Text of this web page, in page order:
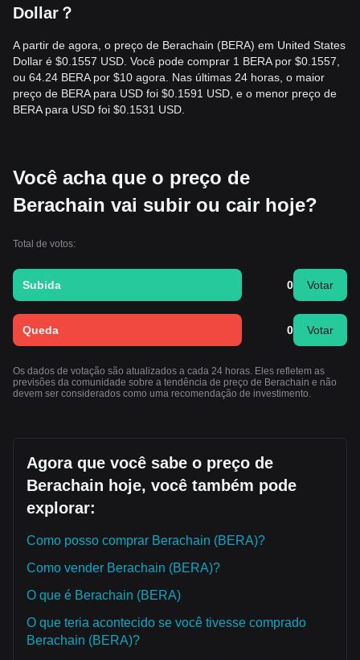
Dollar？
A partir de agora, o preço de Berachain (BERA) em United States
Dollar é $0.1557 USD. Você pode comprar 1 BERA por $0.1557,
ou 64.24 BERA por $10 agora. Nas últimas 24 horas, o maior
preço de BERA para USD foi $0.1591 USD, e o menor preço de
BERA para USD foi $0.1531 USD.
Você acha que o preço de
Berachain vai subir ou cair hoje?
Total de votos:
Subida 0 Votar
Queda 0 Votar
Os dados de votação são atualizados a cada 24 horas. Eles refletem as
previsões da comunidade sobre a tendência de preço de Berachain e não
devem ser considerados como uma recomendação de investimento.
Agora que você sabe o preço de
Berachain hoje, você também pode
explorar:
Como posso comprar Berachain (BERA)?
Como vender Berachain (BERA)?
O que é Berachain (BERA)
O que teria acontecido se você tivesse comprado
Berachain (BERA)?